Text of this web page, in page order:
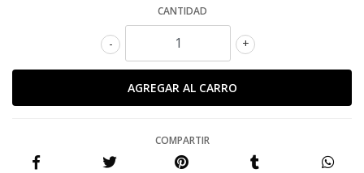
CANTIDAD
+
-
COMPARTIR